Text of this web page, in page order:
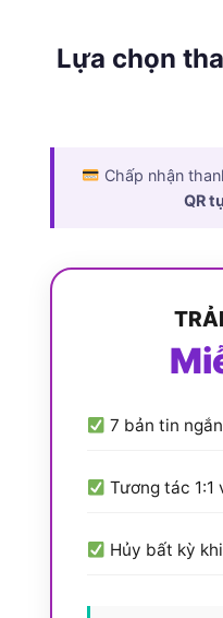
Lựa chọn
Chấp nhận
QR
7 bản tin
Tương tác 1:1
Hủy bất kỳ